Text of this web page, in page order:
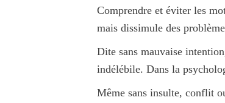
Comprendre et éviter les
mais dissimule des
Dite sans mauvaise
indélébile. Dans la
Même sans insulte, conflit